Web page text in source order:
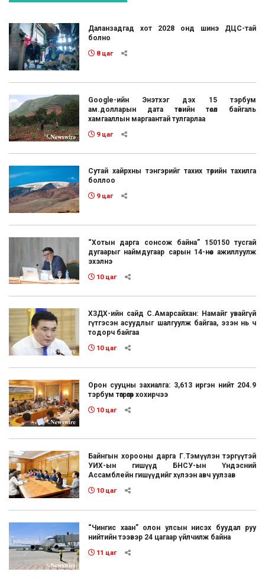
Даланзадгад хот 2028 онд шинэ ДЦС-тай
болно
8 цаг
Google-ийн Энэтхэг дэх 15 тэрбум
ам.долларын дата төвийн төсөл байгаль
хамгааллын маргаантай тулгарлаа
9 цаг
Сутай хайрхны тэнгэрийг тахих төрийн тахилга
боллоо
9 цаг
“Хотын дарга сонсож байна” 150150 тусгай
дугаарыг наймдугаар сарын 14-нөөс ажиллуулж
эхэлнэ
10 цаг
ХЗДХ-ийн сайд С.Амарсайхан: Намайг увайгүй
гүтгэсэн асуудлыг шалгуулж байгаа, эзэн нь ч
тодорч байгаа
10 цаг
Орон сууцны захиалга: 3,613 иргэн нийт 204.9
тэрбум төгрөгөөр хохирчээ
10 цаг
Байнгын хорооны дарга Г.Тэмүүлэн тэргүүтэй
УИХ-ын гишүүд БНСУ-ын Үндэсний
Ассамблейн гишүүдийг хүлээн авч уулзав
10 цаг
“Чингис хаан” олон улсын нисэх буудал руу
нийтийн тээвэр 24 цагаар үйлчилж байна
11 цаг